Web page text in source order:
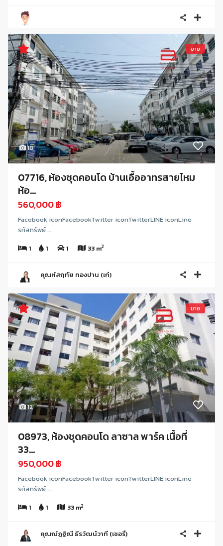
18
ขาย
07716, ห้องชุดคอนโด บ้านเอื้ออาทรสายไหม
ห้อ...
560,000 ฿
Facebook iconFacebookTwitter iconTwitterLINE iconLine
รหัสทรัพย์ ...
1
1 1 33 m2
คุณหัสฤทัย ทองปาน (เก๋)
12
ขาย
08973, ห้องชุดคอนโด ลาซาล พาร์ค เนื้อที่
33...
950,000 ฿
Facebook iconFacebookTwitter iconTwitterLINE iconLine
รหัสทรัพย์ ...
1
1 33 m2
คุณณัฏฐิณี ธีรวัฒน์วาที (เชอรี่)